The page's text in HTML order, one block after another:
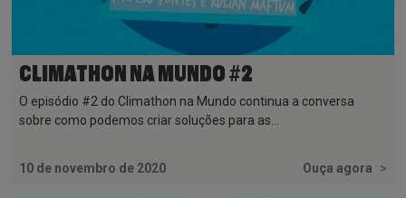
CLIMATHON NA MUNDO #2
O episódio #2 do Climathon na Mundo continua a conversa
sobre como podemos criar soluções para as...
10 de novembro de 2020 Ouça agora >